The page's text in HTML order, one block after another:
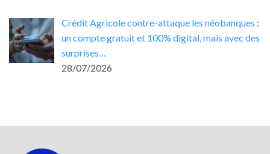
Crédit Agricole contre-attaque les néobanques :
un compte gratuit et 100% digital, mais avec des
surprises…
28/07/2026